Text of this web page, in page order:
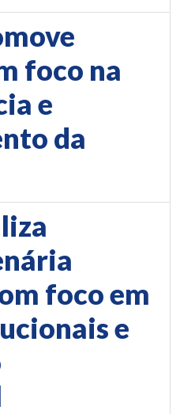
foco na
e
da
foco em
e